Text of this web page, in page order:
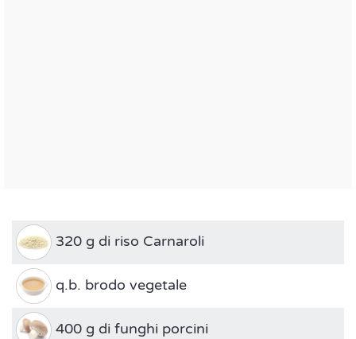
320 g di riso Carnaroli
q.b. brodo vegetale
400 g di funghi porcini